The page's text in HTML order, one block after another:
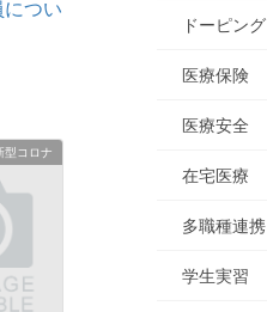
につい
型コロナ
ドーピング
医療保険
医療安全
在宅医療
多職種連携
学生実習